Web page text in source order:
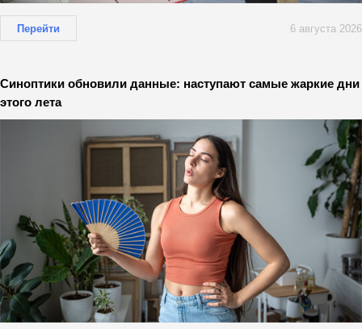
Перейти 6 августа 2026
Синоптики обновили данные: наступают самые жаркие дни
этого лета